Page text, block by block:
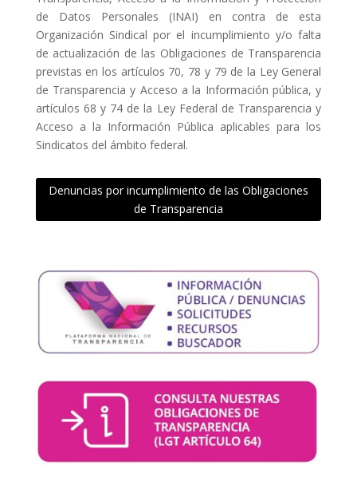
de Datos Personales (INAI) en contra de esta
Organización Sindical por el incumplimiento y/o falta
de actualización de las Obligaciones de Transparencia
previstas en los artículos 70, 78 y 79 de la Ley General
de Transparencia y Acceso a la Información pública, y
artículos 68 y 74 de la Ley Federal de Transparencia y
Acceso a la Información Pública aplicables para los
Sindicatos del ámbito federal.
Denuncias por incumplimiento de las Obligaciones
de Transparencia